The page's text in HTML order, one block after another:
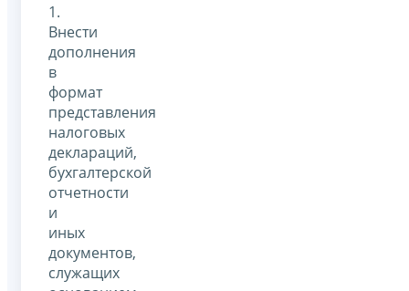
1.
Внести
дополнения
в
формат
представления
налоговых
деклараций,
бухгалтерской
отчетности
и
иных
документов,
служащих